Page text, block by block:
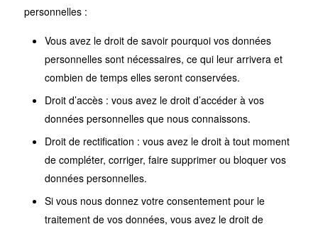
personnelles :
Vous avez le droit de savoir pourquoi vos données
personnelles sont nécessaires, ce qui leur arrivera et
combien de temps elles seront conservées.
Droit d’accès : vous avez le droit d’accéder à vos
données personnelles que nous connaissons.
Droit de rectification : vous avez le droit à tout moment
de compléter, corriger, faire supprimer ou bloquer vos
données personnelles.
Si vous nous donnez votre consentement pour le
traitement de vos données, vous avez le droit de